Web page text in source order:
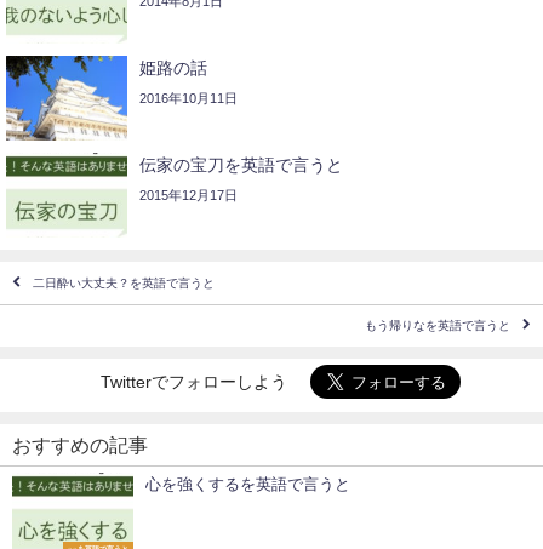
姫路の話
2016年10月11日
伝家の宝刀を英語で言うと
2015年12月17日
二日酔い大丈夫？を英語で言うと
もう帰りなを英語で言うと
Twitterでフォローしよう
おすすめの記事
心を強くするを英語で言うと